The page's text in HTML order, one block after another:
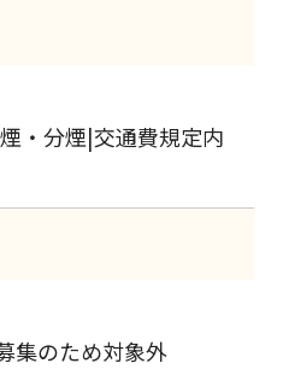
・分煙|交通費規定内
集のため対象外